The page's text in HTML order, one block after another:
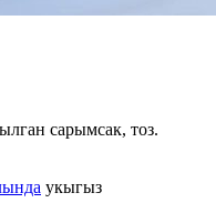
сарымсак, тоз.
укыгыз